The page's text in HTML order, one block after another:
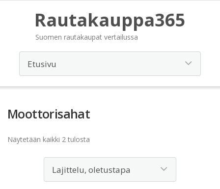
Rautakauppa365
Suomen rautakaupat vertailussa
Moottorisahat
Näytetään kaikki 2 tulosta